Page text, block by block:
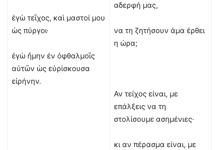
ἐγὼ τεῖχος, καὶ μαστοί μου
ὡς πύργοι·
ἐγὼ ἤμην ἐν ὀφθαλμοῖς
αὐτῶν ὡς εὑρίσκουσα
εἰρήνην.
αδερφή μας,
να τη ζητήσουν άμα έρθει
η ώρα;
Αν τείχος είναι, με
επάλξεις να τη
στολίσουμε ασημένιες·
κι αν πέρασμα είναι, με